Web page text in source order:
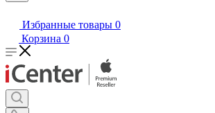
Избранные товары 0
Корзина 0